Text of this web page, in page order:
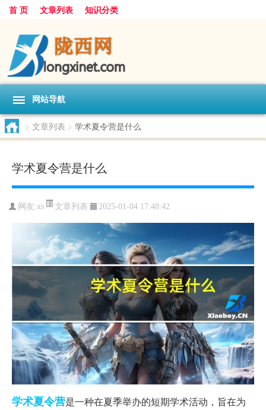
首 页 文章列表 知识分类
网站导航
> 文章列表 > 学术夏令营是什么
学术夏令营是什么
网友:xs 文章列表 2025-01-04 17:48:42
学术夏令营是一种在夏季举办的短期学术活动，旨在为